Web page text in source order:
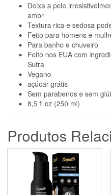
Deixa a pele
amor
Textura rica e sedosa
Feito para homens e
Para banho e chuveiro
Feito nos EUA com
Sutra
Vegano
açúcar grátis
Sem parabenos e sem
8,5 fl oz (250 ml)
Produtos